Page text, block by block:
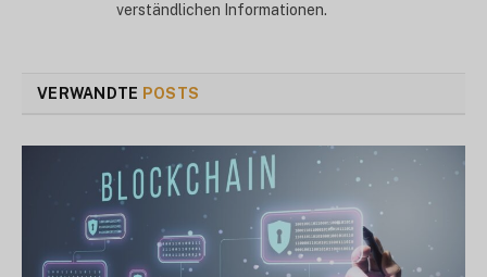
verständlichen Informationen.
VERWANDTE POSTS